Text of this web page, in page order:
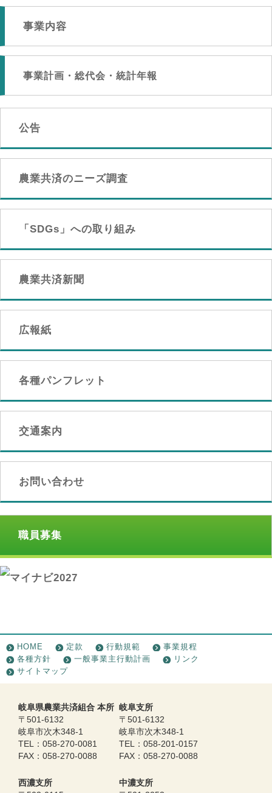
事業内容
事業計画・総代会・統計年報
公告
農業共済のニーズ調査
「SDGs」への取り組み
農業共済新聞
広報紙
各種パンフレット
交通案内
お問い合わせ
職員募集
HOME 定款 行動規範
事業規程
各種方針
一般事業主行動計画
リンク
サイトマップ
岐阜県農業共済組合 本所
〒501-6132
岐阜市次木348-1
TEL：058-270-0081
FAX：058-270-0088
岐阜支所
〒501-6132
岐阜市次木348-1
TEL：058-201-0157
FAX：058-270-0088
西濃支所
中濃支所